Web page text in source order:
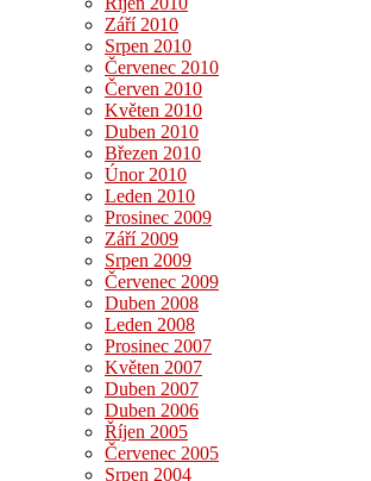
Září 2010
Srpen 2010
Červenec 2010
Červen 2010
Květen 2010
Duben 2010
Březen 2010
Únor 2010
Leden 2010
Prosinec 2009
Září 2009
Srpen 2009
Červenec 2009
Duben 2008
Leden 2008
Prosinec 2007
Květen 2007
Duben 2007
Duben 2006
Říjen 2005
Červenec 2005
Srpen 2004